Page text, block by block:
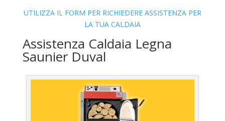
UTILIZZA IL FORM PER RICHIEDERE ASSISTENZA PER
LA TUA CALDAIA
Assistenza Caldaia Legna
Saunier Duval